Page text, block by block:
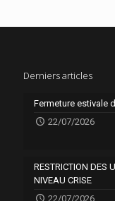
Derniers articles
Fermeture estivale
22/07/2026
RESTRICTION DES
NIVEAU CRISE
22/07/2026